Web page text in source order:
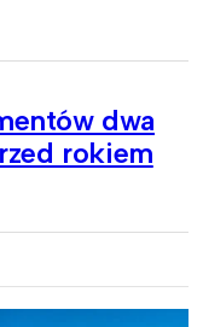
dwa
rokiem